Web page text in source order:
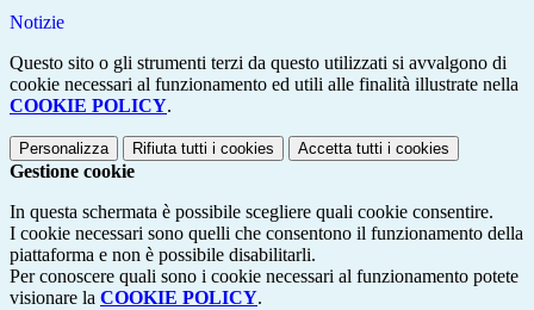
Notizie
Questo sito o gli strumenti terzi da questo utilizzati si avvalgono di
cookie necessari al funzionamento ed utili alle finalità illustrate nella
COOKIE POLICY.
Personalizza Rifiuta tutti i cookies Accetta tutti i cookies
Gestione cookie
In questa schermata è possibile scegliere quali cookie consentire.
I cookie necessari sono quelli che consentono il funzionamento della
piattaforma e non è possibile disabilitarli.
Per conoscere quali sono i cookie necessari al funzionamento potete
visionare la COOKIE POLICY.